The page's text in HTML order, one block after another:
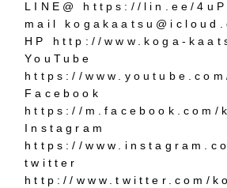
LINE@ https://lin.ee/
mail kogakaatsu@i
HP http://www.koga-
YouTube
https://
Facebook
https://m.facebook.com/
Instagram
https://
twitter
http://www.twitter.com/